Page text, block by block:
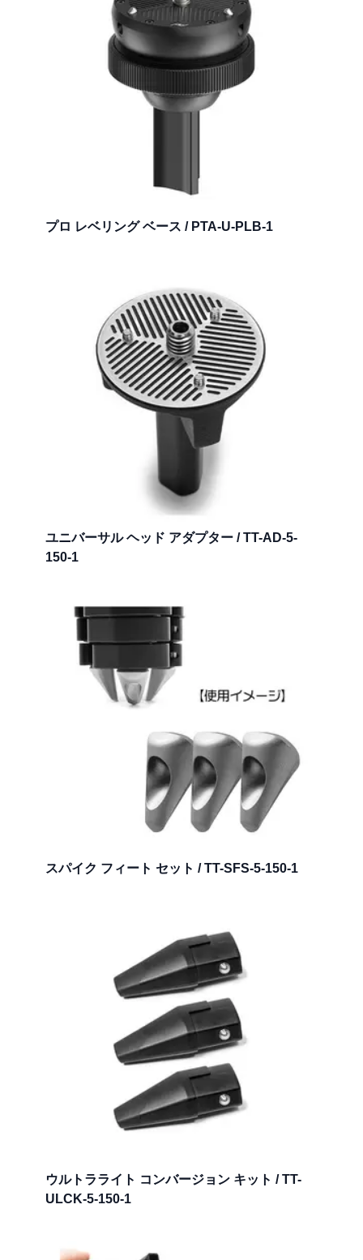
プロ レベリング ベース / PTA-U-PLB-1
ユニバーサル ヘッド アダプター / TT-AD-5-
150-1
スパイク フィート セット / TT-SFS-5-150-1
ウルトラライト コンバージョン キット / TT-
ULCK-5-150-1